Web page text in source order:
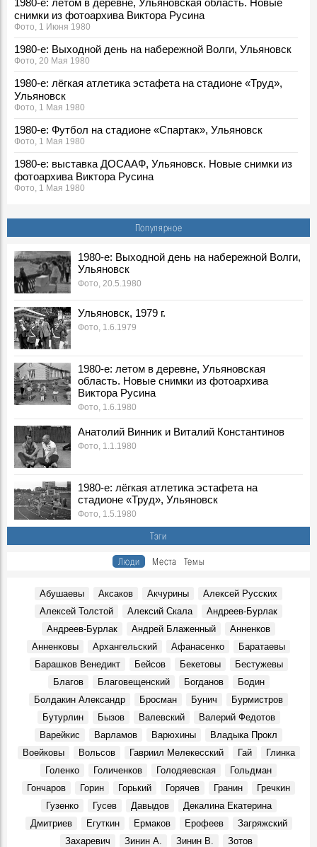
1980-е: летом в деревне, Ульяновская область. Новые
снимки из фотоархива Виктора Русина
Фото, 1 Июня 1980
1980-е: Выходной день на набережной Волги, Ульяновск
Фото, 20 Мая 1980
1980-е: лёгкая атлетика эстафета на стадионе «Труд»,
Ульяновск
Фото, 1 Мая 1980
1980-е: Футбол на стадионе «Спартак», Ульяновск
Фото, 1 Мая 1980
1980-е: выставка ДОСААФ, Ульяновск. Новые снимки из
фотоархива Виктора Русина
Фото, 1 Мая 1980
Новые снимки из фотоархива Виктора Русина
Фото, 30 Апреля 1980
1980-е: посевная, Ульяновская область. Новые снимки из
фотоархива Виктора Русина
Фото, 1 Мая 1980
1980-е: на производстве, стройках и в сельском
хозяйстве Ульяновской области. Новые снимки из
фотоархива Виктора Русина
Фото, 1 Мая 1980
Легендарного тренера Геннадия Климова похоронят на
Северном кладбище
Герои, 31 Марта 2026
Ледоход на Волге, вид на Речной порт. 1980-е, Ульяновск
Фото, 10 Апреля 1980
Покраска "Метеора" к навигации, 1980-е годы. Ульяновск
Фото, 1 Мая 1980
Опубликованы архивные номера журналов «Симбирск»
«Карамзинский сад»
События, 12 Марта 2026
В Ульяновске презентовали издание, посвящённое
епископу Симбирскому и Сызранскому Гурию
Показали книги семьи Языковых и книги с автографами
Герои, 16 Марта 1803
К100-летию со дня рождения краеведа и исследователя
Венедикта Барашкова. Видео Дворца книги
Герои, 17 Марта 1926
Большой театр в Симбирске-Ульяновске? Именно так
Места, 27 Марта 1920
В Ульяновске умер Заслуженный тренер России
Геннадий Климов
Герои, 31 Марта 2026
вопроса — 1,9 млн рублей
Места, 31 Апреля 2026
В Доме Гончарова проводят экскурсии при свете
старинной лампы
Покажут подлинные автографы космонавтов, документы
Популярное
1980-е: Выходной день на набережной Волги,
Ульяновск
Фото, 20.5.1980
Ульяновск, 1979 г.
Фото, 1.6.1979
1980-е: летом в деревне, Ульяновская
область. Новые снимки из фотоархива
Виктора Русина
Фото, 1.6.1980
Анатолий Винник и Виталий Константинов
Фото, 1.1.1980
1980-е: лёгкая атлетика эстафета на
стадионе «Труд», Ульяновск
Фото, 1.5.1980
Тэги
Люди Места Темы
Абушаевы Аксаков Акчурины
Алексей Русских
Алексей Толстой
Алексий Скала
Андреев-Бурлак
Андреев-Бурлак
Андрей Блаженный
Анненков
Анненковы
Архангельский Афанасенко
Баратаевы
Барашков Венедикт
Бейсов Бекетовы
Бестужевы
Благов
Благовещенский Богданов
Бодин
Болдакин Александр
Бросман Бунич
Бурмистров
Бутурлин
Бызов Валевский
Валерий Федотов
Варейкис
Варламов Варюхины
Владыка Прокл
Воейковы
Вольсов Гавриил Мелекесский Гай
Глинка
Голенко
Голиченков Голодяевская
Гольдман
Гончаров
Горин Горький Горячев Гранин
Гречкин
Гузенко
Гусев Давыдов
Декалина Екатерина
Дмитриев
Егуткин Ермаков Ерофеев
Загряжский
Захаревич
Зинин А. Зинин В.
Зотов